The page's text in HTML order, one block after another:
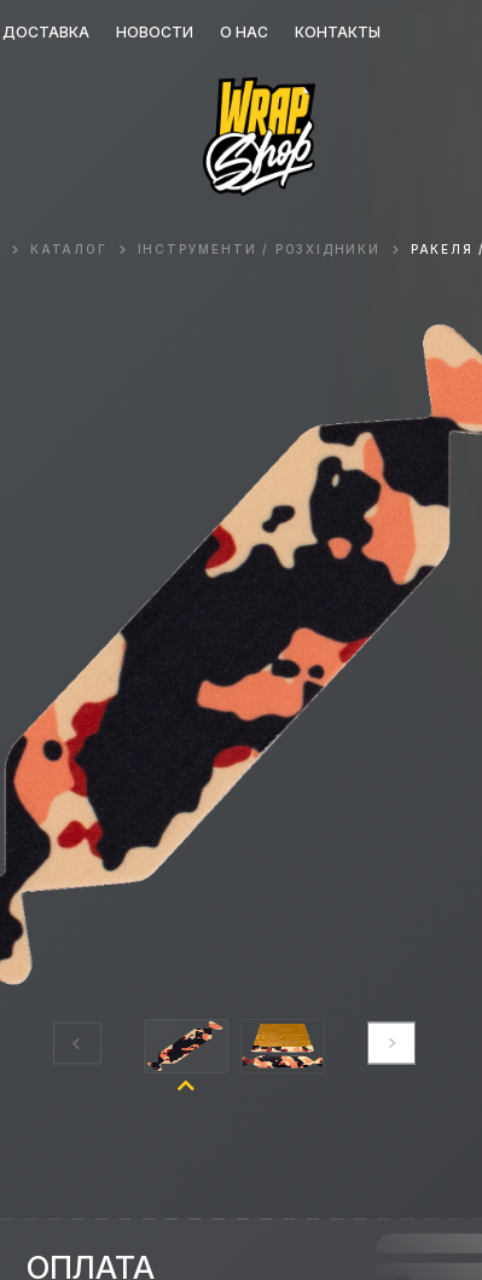
ДОСТАВКА НОВОСТИ О НАС КОНТАКТЫ
КАТАЛОГ ІНСТРУМЕНТИ / РОЗХІДНИКИ РАКЕЛЯ
ОПЛАТА